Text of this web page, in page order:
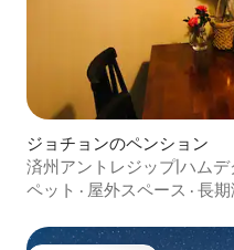
ジョチョンのペンション
済州アントレジップ|ハム
の眺め|ベッド2台の部屋3
ペット · 屋外スペース · 長